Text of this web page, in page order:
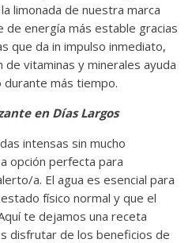
limonada de nuestra marca
de energía más estable gracias
que da in impulso inmediato,
de vitaminas y minerales ayuda
más tiempo.
en Días Largos
intensas sin mucho
opción perfecta para
a. El agua es esencial para
físico normal y que el
te dejamos una receta
disfrutar de los beneficios de